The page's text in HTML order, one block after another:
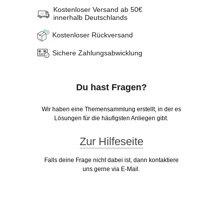
Kostenloser Versand ab 50€
innerhalb Deutschlands
Kostenloser Rückversand
Sichere Zahlungsabwicklung
Du hast Fragen?
Wir haben eine Themensammlung erstellt, in der es
Lösungen für die häufigsten Anliegen gibt.
Zur Hilfeseite
Falls deine Frage nicht dabei ist, dann kontaktiere
uns gerne via E-Mail.